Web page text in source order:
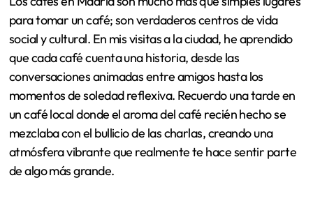
para tomar un café; son verdaderos centros de vida
social y cultural. En mis visitas a la ciudad, he aprendido
que cada café cuenta una historia, desde las
conversaciones animadas entre amigos hasta los
momentos de soledad reflexiva. Recuerdo una tarde en
un café local donde el aroma del café recién hecho se
mezclaba con el bullicio de las charlas, creando una
atmósfera vibrante que realmente te hace sentir parte
de algo más grande.